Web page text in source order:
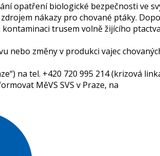
opatření biologické bezpečnosti ve
nákazy pro chované ptáky.
trusem volně žijícího
nebo změny v produkci vajec
na tel. +420 720 995 214 (krizová
MěVS SVS v Praze, na